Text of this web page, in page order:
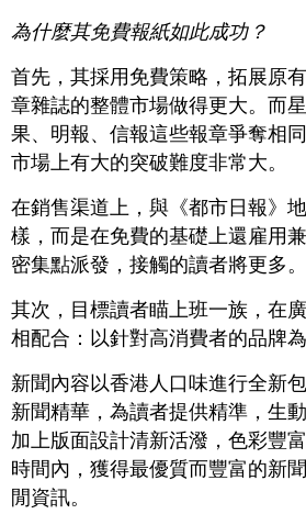
為什麼其免費報紙如此成功？
首先，其採用免費策略，拓展原
章雜誌的整體市場做得更大。而
果、明報、信報這些報章爭奪相
市場上有大的突破難度非常大。
在銷售渠道上，與《都市日報》
樣，而是在免費的基礎上還雇用
密集點派發，接觸的讀者將更多。
其次，目標讀者瞄上班一族，在
相配合：以針對高消費者的品牌為
新聞內容以香港人口味進行全新
新聞精華，為讀者提供精準，生
加上版面設計清新活潑，色彩豐
時間內，獲得最優質而豐富的新
閒資訊。